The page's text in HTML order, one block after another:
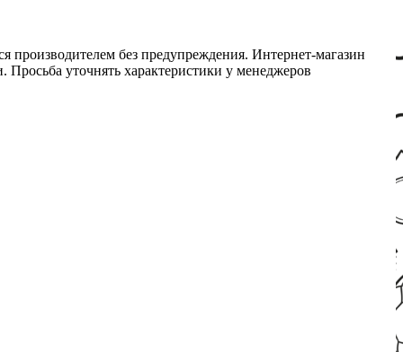
производителем без предупреждения. Интернет-магазин
Просьба уточнять характеристики у менеджеров